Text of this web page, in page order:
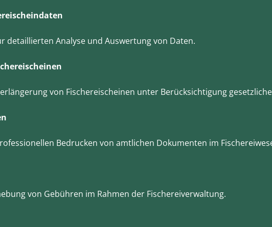
detaillierten Analyse und Auswertung von Daten.
von Fischereischeinen unter Berücksichtigung
Bedrucken von amtlichen Dokumenten im
von Gebühren im Rahmen der Fischereiverwaltung.